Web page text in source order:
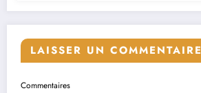
LAISSER UN COMMENTAIRE
Commentaires